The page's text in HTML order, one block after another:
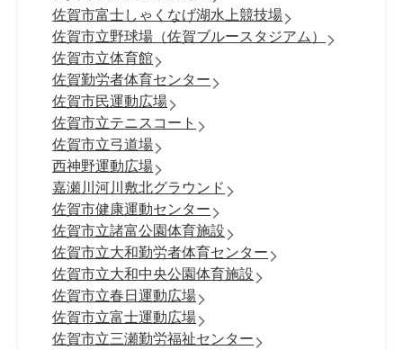
佐賀市富士しゃくなげ湖水上競技場
佐賀市立野球場（佐賀ブルースタジアム）
佐賀市立体育館
佐賀勤労者体育センター
佐賀市民運動広場
佐賀市立テニスコート
佐賀市立弓道場
西神野運動広場
嘉瀬川河川敷北グラウンド
佐賀市健康運動センター
佐賀市立諸富公園体育施設
佐賀市立大和勤労者体育センター
佐賀市立大和中央公園体育施設
佐賀市立春日運動広場
佐賀市立富士運動広場
佐賀市立三瀬勤労福祉センター